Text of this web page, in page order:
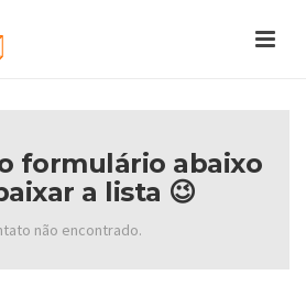
formulário abaixo
a lista 😉
não encontrado.